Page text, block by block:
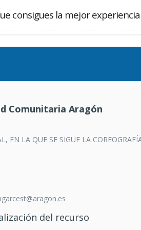
consigues la mejor
Comunitaria Aragón
EN LA QUE SE SIGUE LA
del recurso